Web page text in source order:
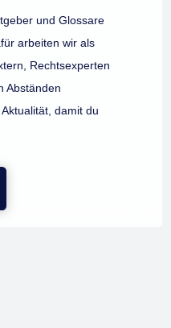
und Glossare
arbeiten wir als
Rechtsexperten
Abständen
damit du